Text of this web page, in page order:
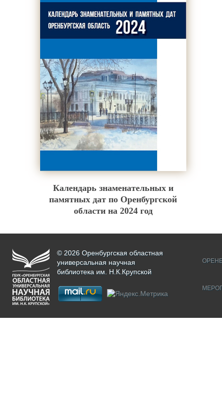
Календарь знаменательных и
памятных дат по Оренбургской
области на 2024 год
© 2026 Оренбургская областная
универсальная научная
библиотека им. Н.К.Крупской